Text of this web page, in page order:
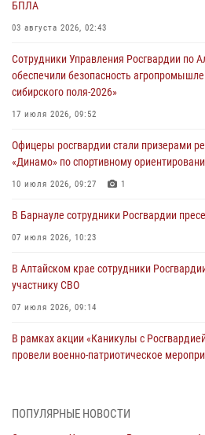
БПЛА
03 августа 2026, 02:43
Сотрудники Управления Росгвардии по
обеспечили безопасность
сибирского поля-2026»
17 июля 2026, 09:52
Офицеры росгвардии стали призерами
«Динамо» по спортивному
10 июля 2026, 09:27 1
В Барнауле сотрудники Росгвардии
07 июля 2026, 10:23
В Алтайском крае сотрудники
участнику СВО
07 июля 2026, 09:14
В рамках акции «Каникулы с
провели военно-патриотическое
ПОПУЛЯРНЫЕ НОВОСТИ